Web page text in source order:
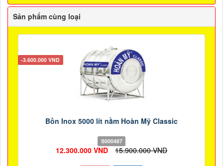
Sản phẩm cùng loại
-3.600.000 VND
Bồn Inox 5000 lít nằm Hoàn Mỹ Classic
S000487
12.300.000 VND 15.900.000 VND